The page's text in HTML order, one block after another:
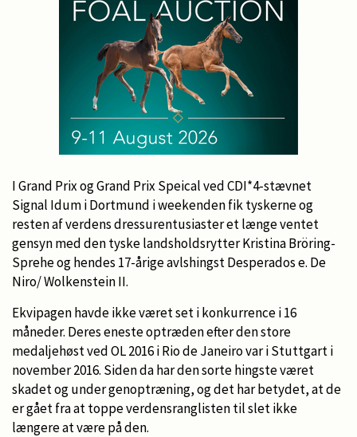
I Grand Prix og Grand Prix Speical ved CDI*4-stævnet
Signal Idum i Dortmund i weekenden fik tyskerne og
resten af verdens dressurentusiaster et længe ventet
gensyn med den tyske landsholdsrytter Kristina Bröring-
Sprehe og hendes 17-årige avlshingst Desperados e. De
Niro/ Wolkenstein II.
Ekvipagen havde ikke været set i konkurrence i 16
måneder. Deres eneste optræden efter den store
medaljehøst ved OL 2016 i Rio de Janeiro var i Stuttgart i
november 2016. Siden da har den sorte hingste været
skadet og under genoptræning, og det har betydet, at de
er gået fra at toppe verdensranglisten til slet ikke
længere at være på den.